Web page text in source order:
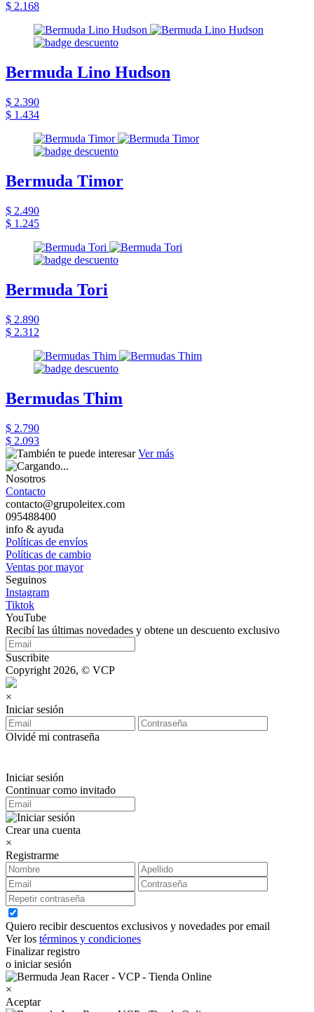
$ 2.168
Bermuda Lino Hudson
$ 2.390
$ 1.434
Bermuda Timor
$ 2.490
$ 1.245
Bermuda Tori
$ 2.890
$ 2.312
Bermudas Thim
$ 2.790
$ 2.093
Ver más
Nosotros
Contacto
contacto@grupoleitex.com
095488400
info & ayuda
Políticas de envíos
Políticas de cambio
Ventas por mayor
Seguinos
Instagram
Tiktok
YouTube
Recibí las últimas novedades y obtene un descuento exclusivo
Suscribite
Copyright 2026, © VCP
×
Iniciar sesión
Olvidé mi contraseña
Iniciar sesión
Continuar como invitado
Crear una cuenta
×
Registrarme
Quiero recibir descuentos exclusivos y novedades por email
Ver los términos y condiciones
Finalizar registro
o iniciar sesión
×
Aceptar